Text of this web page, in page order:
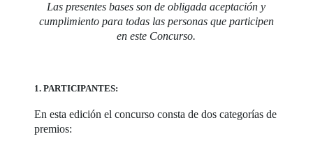
Las presentes bases son de obligada aceptación y
cumplimiento para todas las personas que participen
en este Concurso.
1. PARTICIPANTES:
En esta edición el concurso consta de dos categorías de
premios: